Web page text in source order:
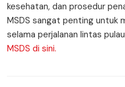
kesehatan, dan prosedur
MSDS sangat penting untuk
selama perjalanan lintas
MSDS di sini.